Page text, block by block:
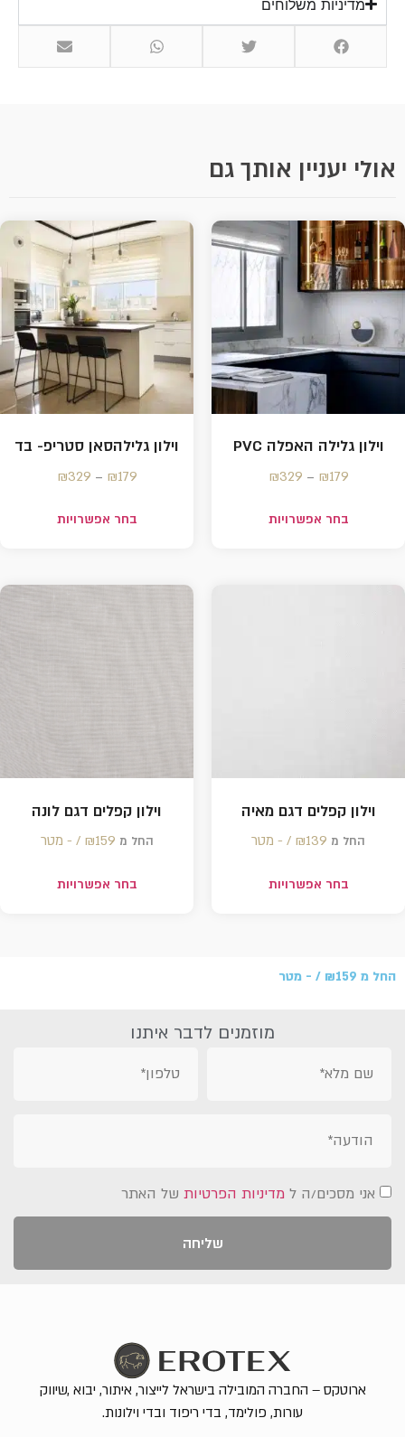
מדיניות משלוחים
אולי יעניין אותך גם
וילון גלילה האפלה PVC
₪179
–
₪329
בחר אפשרויות
וילון גלילהסאן סטריפ- בד
₪179
–
₪329
בחר אפשרויות
וילון קפלים דגם מאיה
החל מ ₪139 /‏‏‎ ‎- מטר
בחר אפשרויות
וילון קפלים דגם לונה
החל מ ₪159 /‏‏‎ ‎- מטר
בחר אפשרויות
החל מ ₪159 /‏‏‎ ‎- מטר
מוזמנים לדבר איתנו
אני מסכים/ה ל מדיניות הפרטיות של האתר
שליחה
ארוטקס – החברה המובילה בישראל לייצור, איתור, יבוא ,שיווק
עורות, פולימד, בדי ריפוד ובדי וילונות.